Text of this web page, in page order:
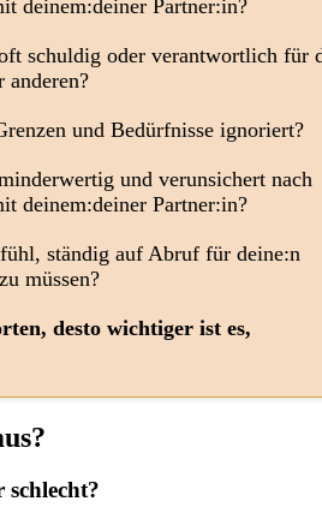
deinem:deiner Partner:in?
schuldig oder verantwortlich für
anderen?
und Bedürfnisse ignoriert?
und verunsichert nach
deinem:deiner Partner:in?
ständig auf Abruf für deine:n
müssen?
desto wichtiger ist es,
schlecht?